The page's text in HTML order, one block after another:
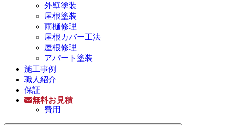
外壁塗装
屋根塗装
雨樋修理
屋根カバー工法
屋根修理
アパート塗装
施工事例
職人紹介
保証
無料お見積
費用